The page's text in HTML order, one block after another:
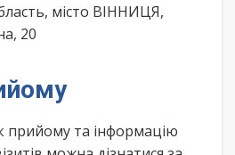
місто ВІННИЦЯ,
20
прийому та інформацію